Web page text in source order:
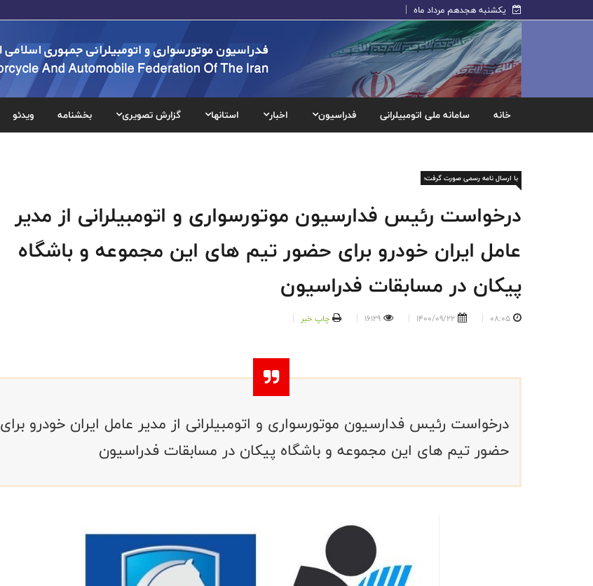
یکشنبه هجدهم مرداد ماه
خانه سامانه ملی اتومبیلرانی فدراسیون اخبار استانها گزارش تصویری بخشنامه ویدئو
با ارسال نامه رسمی صورت گرفت؛
درخواست رئیس فدارسیون موتورسواری و اتومبیلرانی از مدیر
عامل ایران خودرو برای حضور تیم های این مجموعه و باشگاه
پیکان در مسابقات فدراسیون
08:05
1400/09/22
16129 چاپ خبر
درخواست رئیس فدارسیون موتورسواری و اتومبیلرانی از مدیر عامل ایران خودرو برای
حضور تیم های این مجموعه و باشگاه پیکان در مسابقات فدراسیون